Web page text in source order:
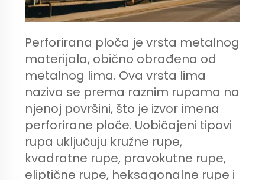
Perforirana ploča je vrsta metalnog
materijala, obično obrađena od
metalnog lima. Ova vrsta lima
naziva se prema raznim rupama na
njenoj površini, što je izvor imena
perforirane ploče. Uobičajeni tipovi
rupa uključuju kružne rupe,
kvadratne rupe, pravokutne rupe,
eliptične rupe, heksagonalne rupe i